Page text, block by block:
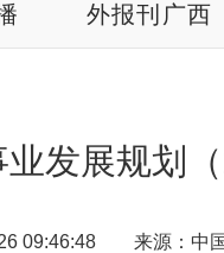
外报刊广西
业发展规划
09:46:48 来源：中